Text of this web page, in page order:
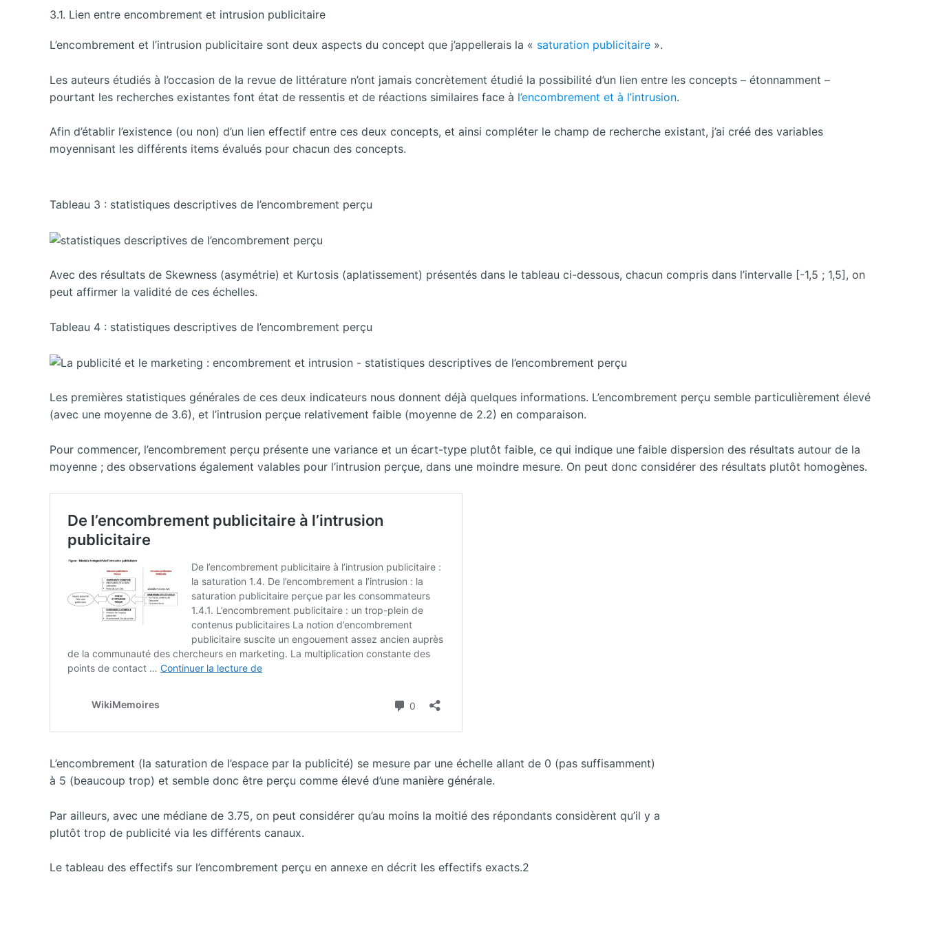
3.1. Lien entre encombrement et intrusion publicitaire
L’encombrement et l’intrusion publicitaire sont deux aspects du concept que j’appellerais la « saturation publicitaire ».
Les auteurs étudiés à l’occasion de la revue de littérature n’ont jamais concrètement étudié la possibilité d’un lien entre les concepts – étonnamment –
pourtant les recherches existantes font état de ressentis et de réactions similaires face à l’encombrement et à l’intrusion.
Afin d’établir l’existence (ou non) d’un lien effectif entre ces deux concepts, et ainsi compléter le champ de recherche existant, j’ai créé des variables
moyennisant les différents items évalués pour chacun des concepts.
Tableau 3 : statistiques descriptives de l’encombrement perçu
Avec des résultats de Skewness (asymétrie) et Kurtosis (aplatissement) présentés dans le tableau ci-dessous, chacun compris dans l’intervalle [-1,5 ; 1,5], on
peut affirmer la validité de ces échelles.
Tableau 4 : statistiques descriptives de l’encombrement perçu
Les premières statistiques générales de ces deux indicateurs nous donnent déjà quelques informations. L’encombrement perçu semble particulièrement élevé
(avec une moyenne de 3.6), et l’intrusion perçue relativement faible (moyenne de 2.2) en comparaison.
Pour commencer, l’encombrement perçu présente une variance et un écart-type plutôt faible, ce qui indique une faible dispersion des résultats autour de la
moyenne ; des observations également valables pour l’intrusion perçue, dans une moindre mesure. On peut donc considérer des résultats plutôt homogènes.
L’encombrement (la saturation de l’espace par la publicité) se mesure par une échelle allant de 0 (pas suffisamment)
à 5 (beaucoup trop) et semble donc être perçu comme élevé d’une manière générale.
Par ailleurs, avec une médiane de 3.75, on peut considérer qu’au moins la moitié des répondants considèrent qu’il y a
plutôt trop de publicité via les différents canaux.
Le tableau des effectifs sur l’encombrement perçu en annexe en décrit les effectifs exacts.2